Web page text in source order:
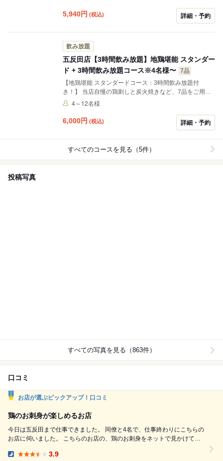
5,940円 (税込) 詳細・予約
飲み放題
五反田店【3時間飲み放題】地鶏堪能 スタンダー
ド + 3時間飲み放題コース※4名様〜 7品
【地鶏堪能 スタンダードコース：3時間飲み放題付
き！】 当店自慢の鶏刺しと炭火焼きなど、7品をご用意
しております。 宴会や接待など、少人数でも大人数でも
4～12名様
6,000円 (税込) 詳細・予約
すべてのコースを見る（5件）
投稿写真
すべての写真を見る（863件）
口コミ
お店が選ぶピックアップ！口コミ
鶏のお刺身が楽しめるお店
今日は五反田まで仕事できました。 同僚と4名で、仕事終わりにこちらの
お店に伺いました。 こちらのお店の、鶏のお刺身をネットで見かけて、
いう地鶏を使用しているようで、一番最初に2大名物としておすすめいた
3.9